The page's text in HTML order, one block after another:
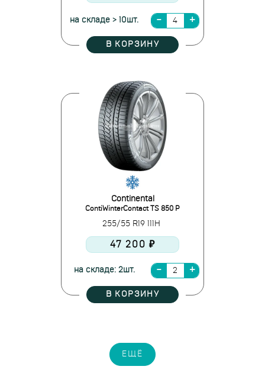
на складе > 10шт.
В КОРЗИНУ
Continental
ContiWinterContact TS 850 P
255/55 R19 111H
47 200 ₽
на складе: 2шт.
В КОРЗИНУ
ЕЩЁ